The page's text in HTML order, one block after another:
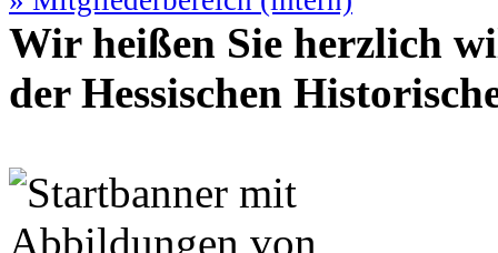
Wir heißen Sie herzlich
der Hessischen